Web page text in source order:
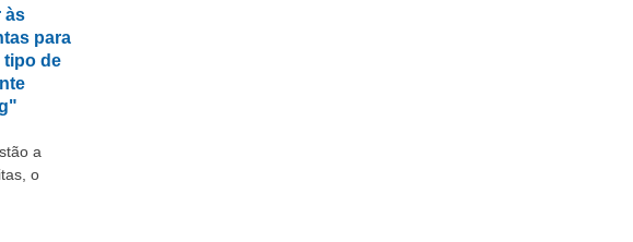
às
para
tipo de
a
o